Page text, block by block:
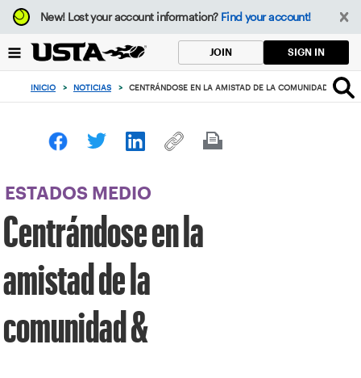
Enfoque
desde
botón
volver
principio
New!Lost your account information? Find your account!
JOIN SIGN IN
INICIO > NOTICIAS > CENTRÁNDOSE EN LA AMISTAD DE LA COMUNIDAD &
ESTADOS MEDIO
Centrándose en la
amistad de la
comunidad &